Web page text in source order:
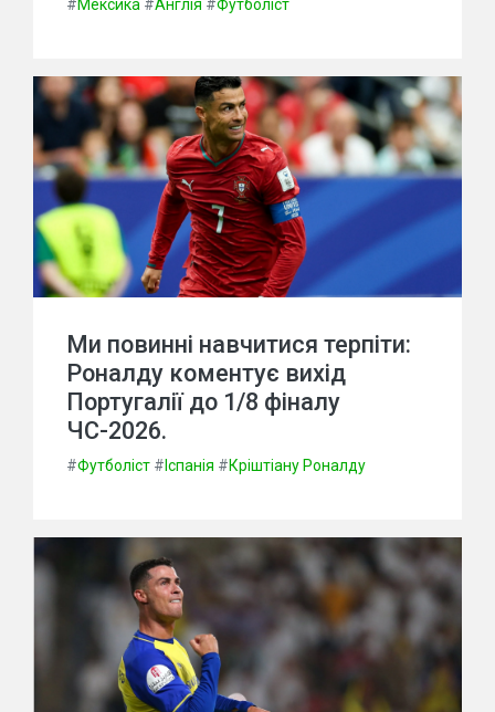
#Мексика #Англія #Футболіст
Ми повинні навчитися терпіти:
Роналду коментує вихід
Португалії до 1/8 фіналу
ЧС-2026.
#Футболіст # Іспанія #Кріштіану Роналду